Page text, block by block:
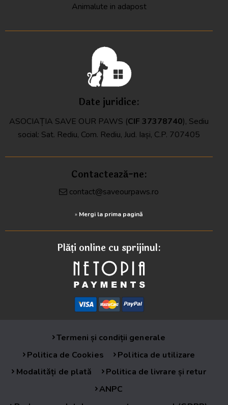
Animalute in adapost
Date juridice:
ASOCIAȚIA SAVE OUR PAWS (CIF 37378740), Sediu
social: Sat. Rediu, Com. Rediu, Jud. Iași, C.P. 707405
Contactează-ne:
contact@saveourpaws.ro
» Mergi la prima pagină
Plăți online cu sprijinul:
Termeni și condiții generale
Politica de Cookies
Politica de utilizare
Modalități de plată
Politica de livrare și retur
ANPC